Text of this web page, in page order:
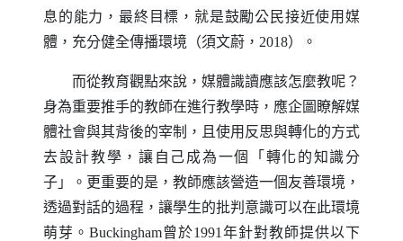
息的能力，最終目標，就是鼓勵公民接近使用媒
體，充分健全傳播環境（須文蔚，2018）。
而從教育觀點來說，媒體識讀應該怎麼教呢？
身為重要推手的教師在進行教學時，應企圖瞭解媒
體社會與其背後的宰制，且使用反思與轉化的方式
去設計教學，讓自己成為一個「轉化的知識分
子」。更重要的是，教師應該營造一個友善環境，
透過對話的過程，讓學生的批判意識可以在此環境
萌芽。 Buckingham曾於1991年針對教師提供以下